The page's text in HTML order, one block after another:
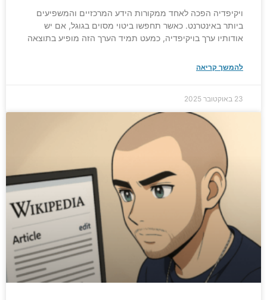
ויקיפדיה הפכה לאחד ממקורות הידע המרכזיים והמשפיעים
ביותר באינטרנט. כאשר תחפשו ביטוי מסוים בגוגל, אם יש
אודותיו ערך בויקיפדיה, כמעט תמיד הערך הזה מופיע בתוצאה
להמשך קריאה
23 באוקטובר 2025